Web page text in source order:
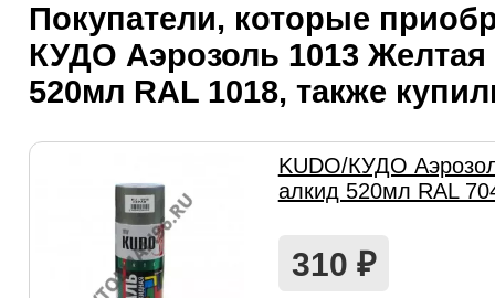
Покупатели, которые
КУДО Аэрозоль 1013 Желтая
520мл RAL 1018, также
KUDO/КУДО
алкид 520мл RAL
310 ₽